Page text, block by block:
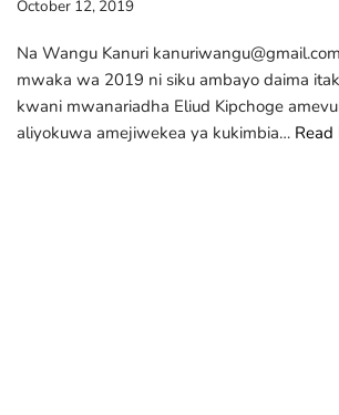
October 12, 2019
Na Wangu Kanuri
mwaka wa 2019 ni siku ambayo daima
kwani mwanariadha Eliud Kipchoge
aliyokuwa amejiwekea ya kukimbia… Read